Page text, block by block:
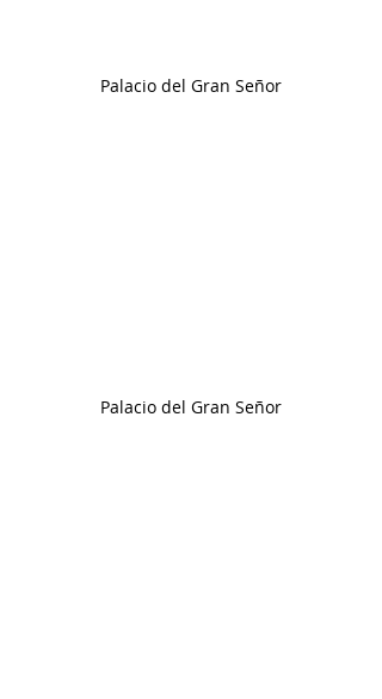
Palacio del Gran Señor
Palacio del Gran Señor